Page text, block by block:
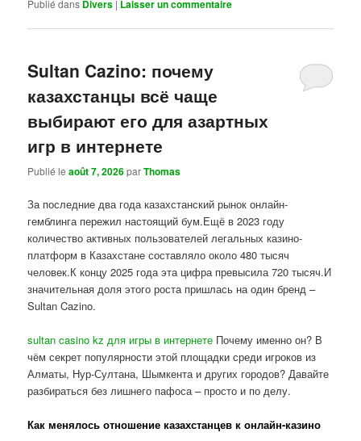
Publié dans Divers | Laisser un commentaire
Sultan Cazino: почему
казахстанцы всё чаще
выбирают его для азартных
игр в интернете
Publié leaoût 7, 2026parThomas
За последние два года казахстанский рынок онлайн-
гемблинга пережил настоящий бум.Ещё в 2023 году
количество активных пользователей легальных казино-
платформ в Казахстане составляло около 480 тысяч
человек.К концу 2025 года эта цифра превысила 720 тысяч.И
значительная доля этого роста пришлась на один бренд –
Sultan Cazino.
sultan casino kz для игры в интернете Почему именно он? В
чём секрет популярности этой площадки среди игроков из
Алматы, Нур-Султана, Шымкента и других городов? Давайте
разбираться без лишнего пафоса – просто и по делу.
Как менялось отношение казахстанцев к онлайн-казино